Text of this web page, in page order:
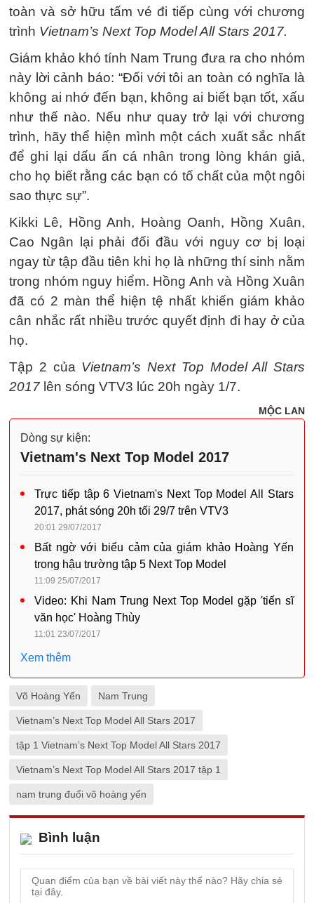
toàn và sở hữu tấm vé đi tiếp cùng với chương
trình Vietnam’s Next Top Model All Stars 2017.
Giám khảo khó tính Nam Trung đưa ra cho nhóm
này lời cảnh báo: “Đối với tôi an toàn có nghĩa là
không ai nhớ đến bạn, không ai biết bạn tốt, xấu
như thế nào. Nếu như quay trở lại với chương
trình, hãy thể hiện mình một cách xuất sắc nhất
để ghi lại dấu ấn cá nhân trong lòng khán giả,
cho họ biết rằng các bạn có tố chất của một ngôi
sao thực sự”.
Kikki Lê, Hồng Anh, Hoàng Oanh, Hồng Xuân,
Cao Ngân lại phải đối đầu với nguy cơ bị loại
ngay từ tập đầu tiên khi họ là những thí sinh nằm
trong nhóm nguy hiểm. Hồng Anh và Hồng Xuân
đã có 2 màn thể hiện tệ nhất khiến giám khảo
cân nhắc rất nhiều trước quyết định đi hay ở của
họ.
Tập 2 của Vietnam’s Next Top Model All Stars
2017 lên sóng VTV3 lúc 20h ngày 1/7.
MỘC LAN
Dòng sự kiện:
Vietnam's Next Top Model 2017
Trực tiếp tập 6 Vietnam's Next Top Model All Stars
2017, phát sóng 20h tối 29/7 trên VTV3
20:01 29/07/2017
Bất ngờ với biểu cảm của giám khảo Hoàng Yến
trong hậu trường tập 5 Next Top Model
11:09 25/07/2017
Video: Khi Nam Trung Next Top Model gặp 'tiến sĩ
văn học' Hoàng Thùy
11:01 23/07/2017
Xem thêm
Võ Hoàng Yến Nam Trung
Vietnam’s Next Top Model All Stars 2017
tập 1 Vietnam’s Next Top Model All Stars 2017
Vietnam’s Next Top Model All Stars 2017 tập 1
nam trung đuổi võ hoàng yến
Bình luận